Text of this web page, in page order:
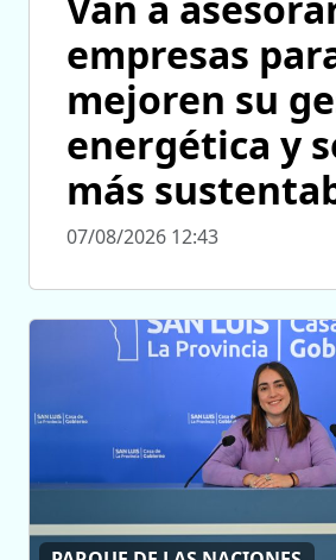
empresas
mejoren su
energética y
más
07/08/2026 12:43